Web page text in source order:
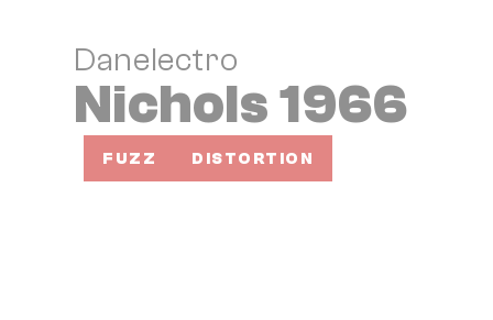
Danelectro
Nichols 1966
FUZZ DISTORTION